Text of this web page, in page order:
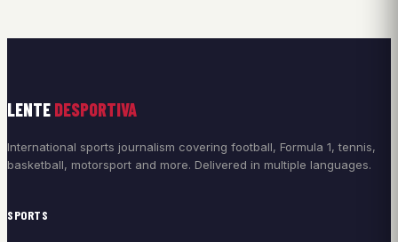
LENTE DESPORTIVA
International sports journalism covering football, Formula 1, tennis,
basketball, motorsport and more. Delivered in multiple languages.
SPORTS